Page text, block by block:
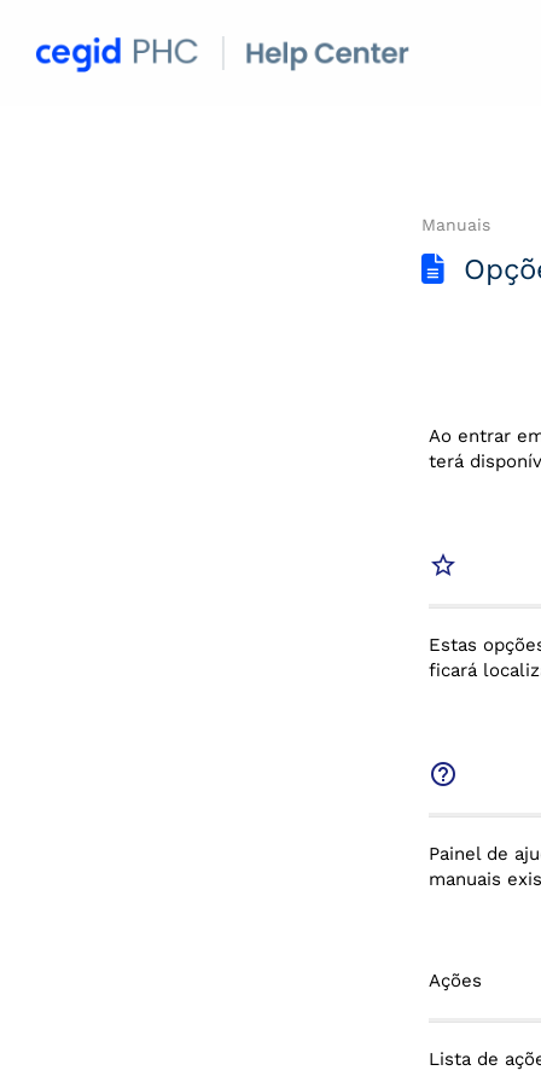
Manuais
Ao entrar
terá
star_border
Estas
ficará
help_outline
Painel de
manuais
Ações
Lista de